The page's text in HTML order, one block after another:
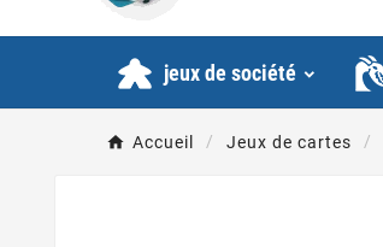
jeux de société
Accueil Jeux de cartes